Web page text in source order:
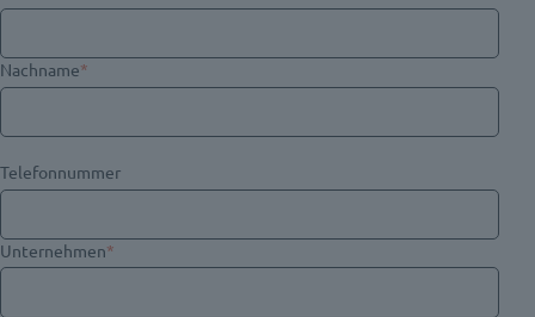
Nachname*
Telefonnummer
Unternehmen*